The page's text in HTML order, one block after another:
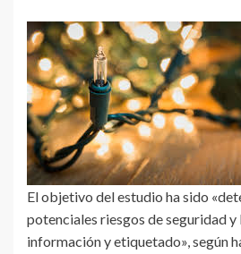
El objetivo del estudio ha sido
potenciales riesgos de seguridad y
información y etiquetado», según